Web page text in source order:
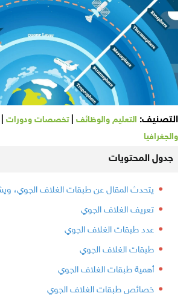
التصنيف: التعليم والوظائف|تخصصات ودورات|
والجغرافيا
جدول المحتويات
يتحدث المقال عن طبقات الغلاف الجوي،
تعريف الغلاف الجوي
عدد طبقات الغلاف الجوي
طبقات الغلاف الجوي
أهمية طبقات الغلاف الجوي
خصائص طبقات الغلاف الجوي